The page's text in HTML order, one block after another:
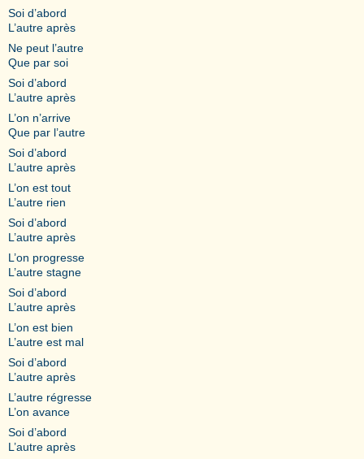
Soi d’abord
L’autre après
Ne peut l’autre
Que par soi
Soi d’abord
L’autre après
L’on n’arrive
Que par l’autre
Soi d’abord
L’autre après
L’on est tout
L’autre rien
Soi d’abord
L’autre après
L’on progresse
L’autre stagne
Soi d’abord
L’autre après
L’on est bien
L’autre est mal
Soi d’abord
L’autre après
L’autre régresse
L’on avance
Soi d’abord
L’autre après